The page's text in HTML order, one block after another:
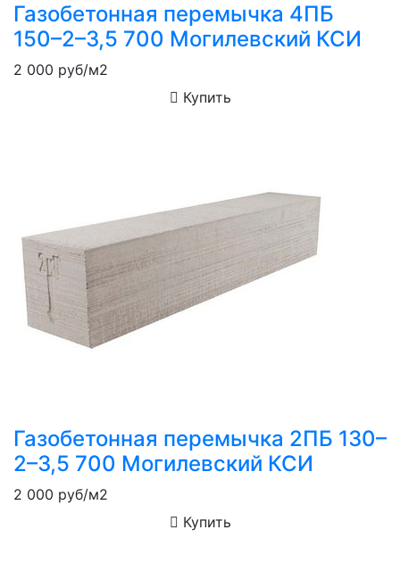
Газобетонная перемычка 4ПБ
150–2–3,5 700 Могилевский КСИ
2 000 руб/м2
Купить
Газобетонная перемычка 2ПБ 130–
2–3,5 700 Могилевский КСИ
2 000 руб/м2
Купить